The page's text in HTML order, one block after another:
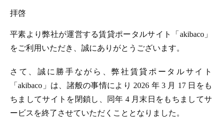
拝啓
平素より弊社が運営する賃貸ポータルサイト「akibaco」
をご利用いただき、誠にありがとうございます。
さて、誠に勝手ながら、弊社賃貸ポータルサイト
「akibaco」は、諸般の事情により 2026 年 3 月 17 日をも
ちましてサイトを閉鎖し、同年 4 月末日をもちましてサ
ービスを終了させていただくこととなりました。